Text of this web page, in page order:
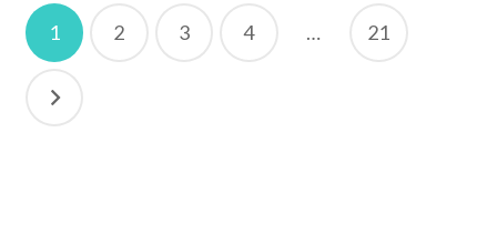
Posts
pagination
1 2 3 4 … 21